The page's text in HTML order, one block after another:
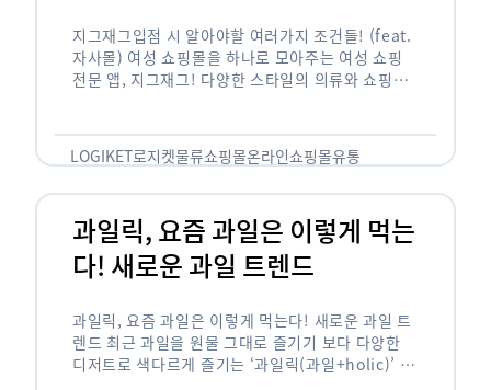
지그재그입점 시 알아야할 여러가지 조건들! (feat.
자사몰) 여성 쇼핑몰을 하나로 모아주는 여성 쇼핑
전문 앱, 지그재그! 다양한 스타일의 의류와 쇼핑몰
LOGIKET로지켓물류쇼핑몰온라인쇼핑몰유통
과일릭, 요즘 과일은 이렇게 먹는
다! 새로운 과일 트렌드
과일릭, 요즘 과일은 이렇게 먹는다! 새로운 과일 트
렌드 최근 과일을 원물 그대로 즐기기 보다 다양한
디저트로 색다르게 즐기는 ‘과일릭(과일+holic)’ 트